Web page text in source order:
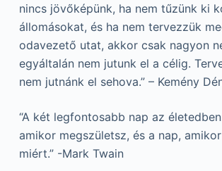
nincs jövőképünk, ha nem tűzünk ki
állomásokat, és ha nem tervezzük
odavezető utat, akkor csak nagyon
egyáltalán nem jutunk el a célig.
nem jutnánk el sehova.” – Kemény
“A két legfontosabb nap az
amikor megszületsz, és a nap,
miért.” -Mark Twain